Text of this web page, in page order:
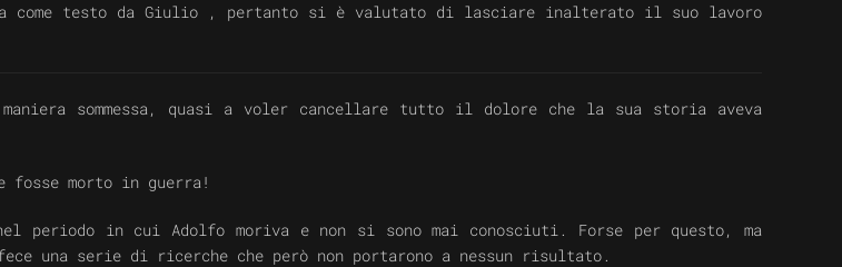
come testo da Giulio , pertanto si è valutato di lasciare inalterato il suo lavoro
sommessa, quasi a voler cancellare tutto il dolore che la sua storia aveva
fosse morto in guerra!
periodo in cui Adolfo moriva e non si sono mai conosciuti. Forse per questo, ma
una serie di ricerche che però non portarono a nessun risultato.